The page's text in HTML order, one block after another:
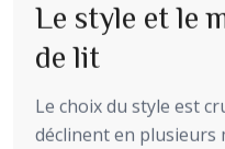
Le style et le
de lit
Le choix du style est
déclinent en plusieurs